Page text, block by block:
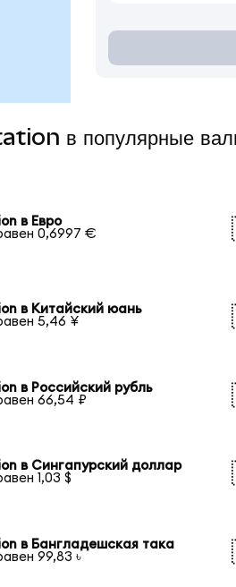
в популярные
в Евро
0,6997 €
в Китайский юань
5,46 ¥
в Российский рубль
66,54 ₽
в Сингапурский доллар
1,03 $
в Бангладешская така
99,83 ৳